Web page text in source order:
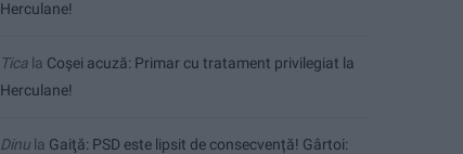
Herculane!
Tica la Coșei acuză: Primar cu tratament privilegiat la
Herculane!
Dinu la Gaiţă: PSD este lipsit de consecvență! Gârtoi: